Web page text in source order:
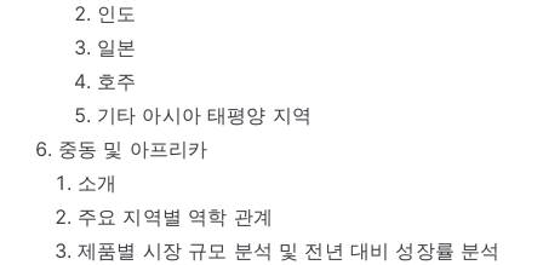
인도
일본
호주
기타 아시아 태평양 지역
중동 및 아프리카
소개
주요 지역별 역학 관계
제품별 시장 규모 분석 및 전년 대비 성장률 분석